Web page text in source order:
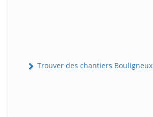
Trouver des chantiers Bouligneux